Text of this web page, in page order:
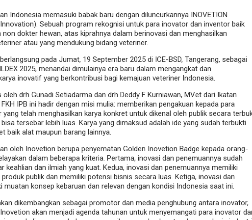
Indonesia memasuki babak baru dengan diluncurkannya INOVETION
Sebuah program rekognisi untuk para inovator dan inventor baik
dokter hewan, atas kiprahnya dalam berinovasi dan menghasilkan
atau yang mendukung bidang veteriner.
pada Jumat, 19 September 2025 di ICE-BSD, Tangerang, sebagai
2025, menandai dimulainya era baru dalam mengangkat dan
inovatif yang berkontribusi bagi kemajuan veteriner Indonesia.
oleh drh Gunadi Setiadarma dan drh Deddy F Kurniawan, MVet dari Ikatan
IPB ini hadir dengan misi mulia: memberikan pengakuan kepada para
telah menghasilkan karya konkret untuk dikenal oleh publik secara
tersebar lebih luas. Karya yang dimaksud adalah ide yang sudah terbukti
baik alat maupun barang lainnya.
oleh Inovetion berupa penyematan Golden Inovetion Badge kepada orang-
dalam beberapa kriteria. Pertama, inovasi dan penemuannya sudah
keahlian dan ilmiah yang kuat. Kedua, inovasi dan penemuannya memiliki
publik dan memiliki potensi bisnis secara luas. Ketiga, inovasi dan
muatan konsep kebaruan dan relevan dengan kondisi Indonesia saat ini.
dikembangkan sebagai promotor dan media penghubung antara inovator,
akan menjadi agenda tahunan untuk menyemangati para inovator